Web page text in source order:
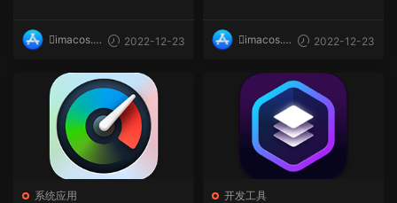
imacos.t
2022-12-23
imacos.t
2022-12-23
系统应用 开发工具